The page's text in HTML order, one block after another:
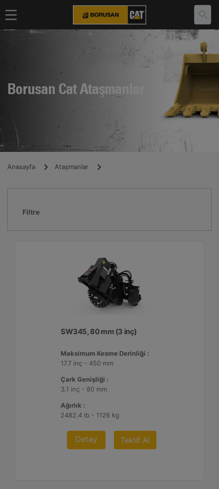
Borusan Cat Ataşmanlar
Anasayfa Ataşmanlar
Filtre
SW345, 80 mm (3 inç)
Maksimum Kesme Derinliği :
17.7 inç - 450 mm
Çark Genişliği :
3.1 inç - 80 mm
Ağırlık :
2482.4 lb - 1126 kg
Detay Teklif Al